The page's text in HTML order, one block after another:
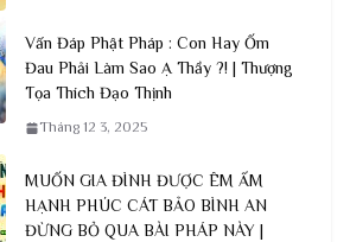
Vấn Đáp Phật Pháp : Con Hay Ốm
Đau Phải Làm Sao Ạ Thầy ?! | Thượng
Tọa Thích Đạo Thịnh
Tháng 12 3, 2025
MUỐN GIA ĐÌNH ĐƯỢC ÊM ẤM
HẠNH PHÚC CÁT BẢO BÌNH AN
ĐỪNG BỎ QUA BÀI PHÁP NÀY |